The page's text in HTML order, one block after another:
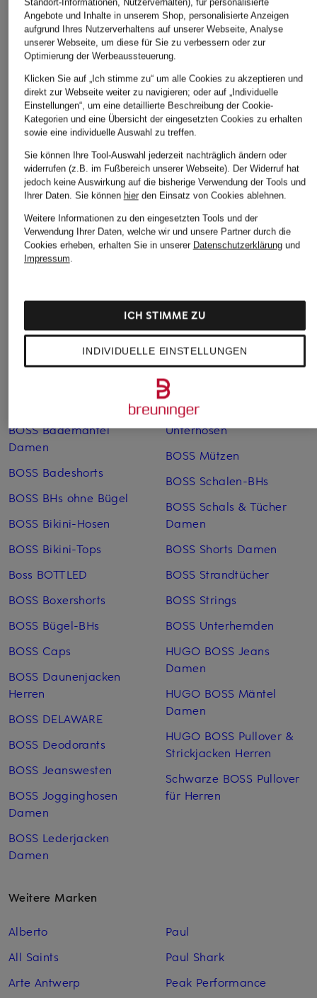
BOSS
Blazer JIA
299,99 €
Bestpreis:254,99 €
Ursprünglich:399 €
JOOP!
Blazer
263,95 €
Bestpreis:224,36 €
Ursprünglich:329,95 €
CINQUE
Jacquard-Blazer
139,99 €
Bestpreis: 118,99 €
Ursprünglich:269,99 €
Weitere Kategorien
Blaue BOSS Pullover für
BOSS Bademäntel
Damen
BOSS Badeshorts
BOSS BHs ohne Bügel
BOSS Bikini-Hosen
BOSS Bikini-Tops
Boss BOTTLED
BOSS Boxershorts
BOSS Bügel-BHs
BOSS Caps
BOSS Daunenjacken
Herren
BOSS DELAWARE
BOSS Deodorants
BOSS Jeanswesten
BOSS Jogginghosen
Damen
BOSS Lederjacken
Damen
BOSS Lederjacken Herren
BOSS Marlenehosen
BOSS Mehrfachpacks
Unterhosen
BOSS Mützen
BOSS Schalen-BHs
BOSS Schals & Tücher
Damen
BOSS Shorts Damen
BOSS Strandtücher
BOSS Strings
BOSS Unterhemden
HUGO BOSS Jeans
Damen
HUGO BOSS Mäntel
Damen
HUGO BOSS Pullover &
Strickjacken Herren
Schwarze BOSS Pullover
für Herren
Weitere Marken
Alberto
All Saints
Arte Antwerp
Paul
Paul Shark
Peak Performance
Angebote und Inhalte in unserem Shop, personalisierte Anzeigen
aufgrund Ihres Nutzerverhaltens auf unserer Webseite, Analyse
unserer Webseite, um diese für Sie zu verbessern oder zur
Optimierung der Werbeaussteuerung.
Klicken Sie auf „Ich stimme zu“ um alle Cookies zu akzeptieren und
direkt zur Webseite weiter zu navigieren; oder auf „Individuelle
Einstellungen“, um eine detaillierte Beschreibung der Cookie-
Kategorien und eine Übersicht der eingesetzten Cookies zu erhalten
sowie eine individuelle Auswahl zu treffen.
Sie können Ihre Tool-Auswahl jederzeit nachträglich ändern oder
widerrufen (z.B. im Fußbereich unserer Webseite). Der Widerruf hat
jedoch keine Auswirkung auf die bisherige Verwendung der Tools und
Ihrer Daten. Sie können hierden Einsatz von Cookies ablehnen.
Weitere Informationen zu den eingesetzten Tools und der
Verwendung Ihrer Daten, welche wir und unsere Partner durch die
Cookies erheben, erhalten Sie in unserer Datenschutzerklärungund
Impressum.
INDIVIDUELLE EINSTELLUNGEN
ICH STIMME ZU